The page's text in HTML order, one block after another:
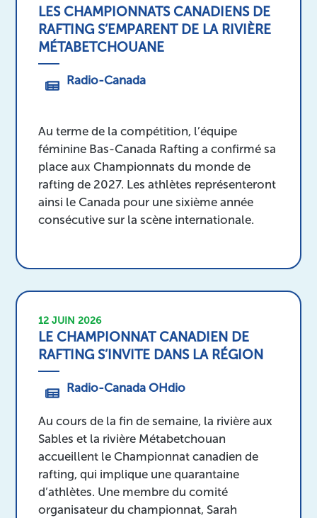
LES CHAMPIONNATS CANADIENS DE
RAFTING S’EMPARENT DE LA RIVIÈRE
MÉTABETCHOUANE
Radio-Canada
Au terme de la compétition, l’équipe
féminine Bas-Canada Rafting a confirmé sa
place aux Championnats du monde de
rafting de 2027. Les athlètes représenteront
ainsi le Canada pour une sixième année
consécutive sur la scène internationale.
12 JUIN 2026
LE CHAMPIONNAT CANADIEN DE
RAFTING S’INVITE DANS LA RÉGION
Radio-Canada OHdio
Au cours de la fin de semaine, la rivière aux
Sables et la rivière Métabetchouan
accueillent le Championnat canadien de
rafting, qui implique une quarantaine
d’athlètes. Une membre du comité
organisateur du championnat, Sarah